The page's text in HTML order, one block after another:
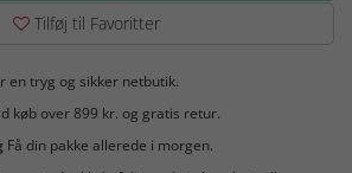
Tilføj til Favoritter
en tryg og sikker netbutik.
køb over 899 kr. og gratis retur.
Få din pakke allerede i morgen.